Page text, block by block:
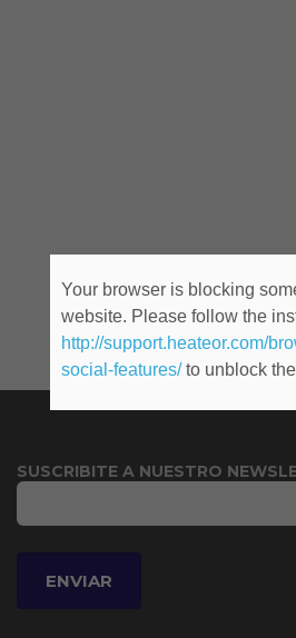
SUSCRIBITE A NUESTRO
Your browser is blocking
website. Please follow the
http://support.heateor.com/
social-features/to unblock